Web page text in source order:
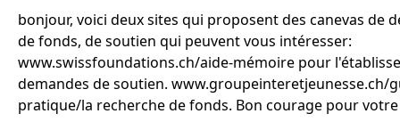
bonjour, voici deux sites qui proposent des canevas de
de fonds, de soutien qui peuvent vous intéresser:
www.swissfoundations.ch/aide-mémoire pour
demandes de soutien. www.groupeinteretjeunesse.ch/
pratique/la recherche de fonds. Bon courage pour